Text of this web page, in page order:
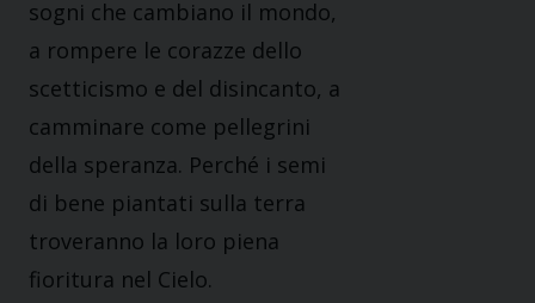
sogni che cambiano il mondo,
a rompere le corazze dello
scetticismo e del disincanto, a
camminare come pellegrini
della speranza. Perché i semi
di bene piantati sulla terra
troveranno la loro piena
fioritura nel Cielo.